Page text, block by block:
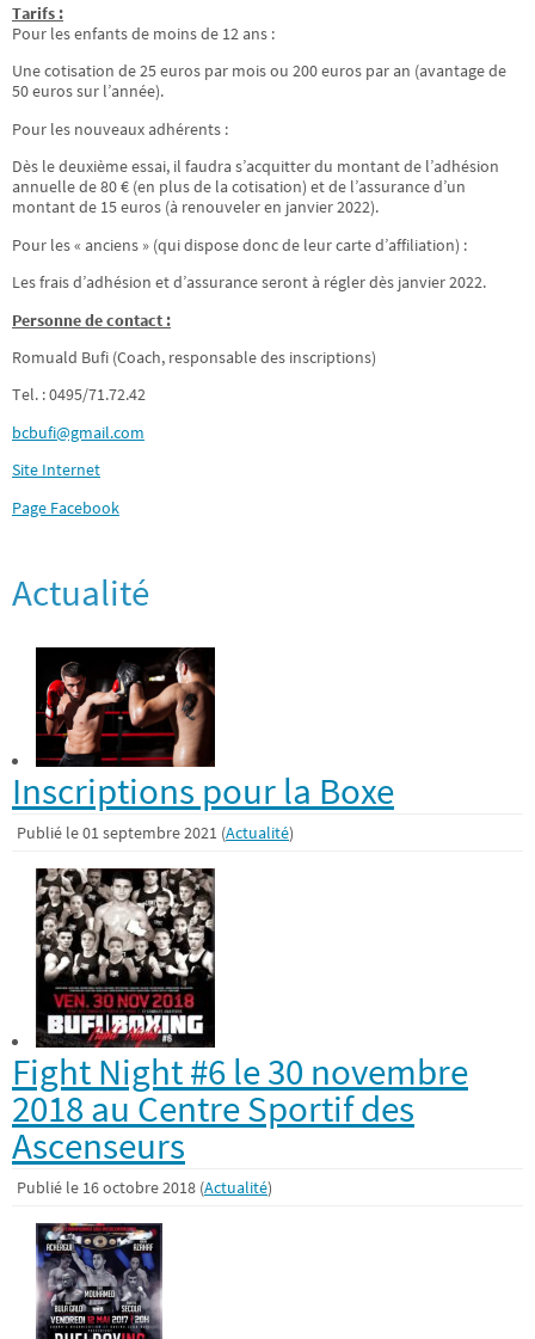
Tarifs :
Pour les enfants de moins de 12 ans :
Une cotisation de 25 euros par mois ou 200 euros par an (avantage de
50 euros sur l’année).
Pour les nouveaux adhérents :
Dès le deuxième essai, il faudra s’acquitter du montant de l’adhésion
annuelle de 80 € (en plus de la cotisation) et de l’assurance d’un
montant de 15 euros (à renouveler en janvier 2022).
Pour les « anciens » (qui dispose donc de leur carte d’affiliation) :
Les frais d’adhésion et d’assurance seront à régler dès janvier 2022.
Personne de contact :
Romuald Bufi (Coach, responsable des inscriptions)
Tel. : 0495/71.72.42
bcbufi@gmail.com
Site Internet
Page Facebook
Actualité
Inscriptions pour la Boxe
Publié le 01 septembre 2021 (Actualité)
Fight Night #6 le 30 novembre
2018 au Centre Sportif des
Ascenseurs
Publié le 16 octobre 2018 (Actualité)